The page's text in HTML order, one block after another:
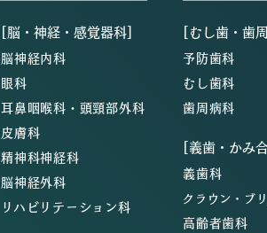
[脳・神経・感覚器科]
脳神経内科
眼科
耳鼻咽喉科・頭頸部外科
皮膚科
精神科神経科
脳神経外科
リハビリテーション科
[むし歯・歯
予防歯科
むし歯科
歯周病科
[義歯・かみ
義歯科
クラウン・ブ
高齢者歯科